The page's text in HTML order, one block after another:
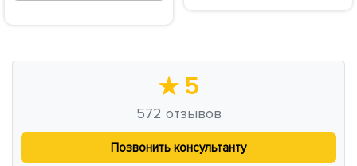
★ 5
572 отзывов
Позвонить консультанту